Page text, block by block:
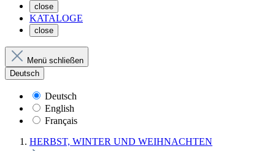
close
KATALOGE
close
Menü schließen
Deutsch
Deutsch
English
Français
HERBST, WINTER UND WEIHNACHTEN